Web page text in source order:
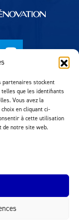
partenaires stockent
que les identifiants
Vous avez la
en cliquant ci-
à cette utilisation
de notre site web.
2026